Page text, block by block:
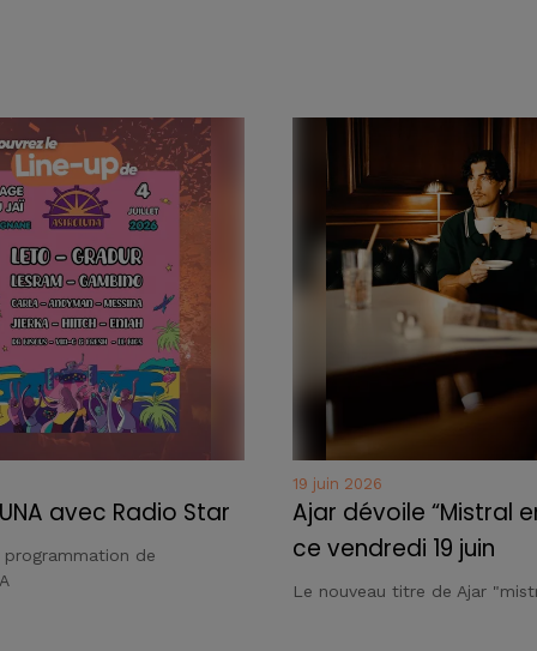
avec Radio Star
de
19 juin 2026
Ajar dévoile “Mistral
ce vendredi 19 juin
Le nouveau titre de Ajar